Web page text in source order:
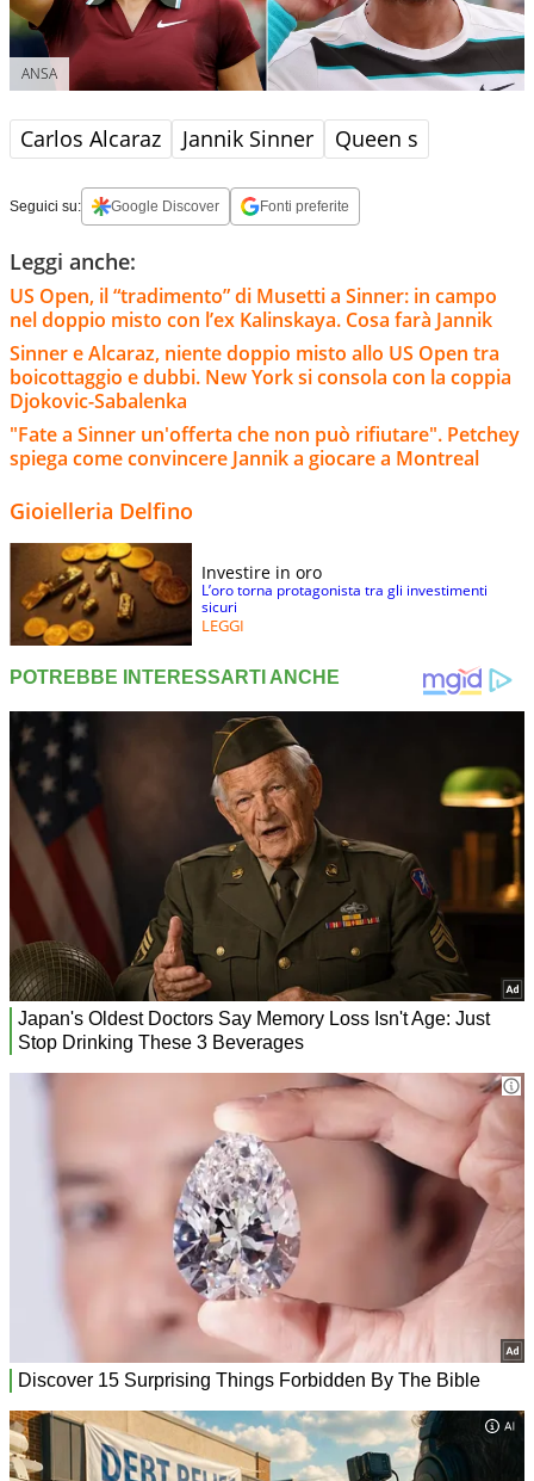
ANSA
Carlos Alcaraz Jannik Sinner Queen s
Seguici su: Google Discover Fonti preferite
Leggi anche:
US Open, il “tradimento” di Musetti a Sinner: in campo
nel doppio misto con l’ex Kalinskaya. Cosa farà Jannik
Sinner e Alcaraz, niente doppio misto allo US Open tra
boicottaggio e dubbi. New York si consola con la coppia
Djokovic-Sabalenka
"Fate a Sinner un'offerta che non può rifiutare". Petchey
spiega come convincere Jannik a giocare a Montreal
Gioielleria Delfino
Investire in oro
L’oro torna protagonista tra gli investimenti
sicuri
LEGGI